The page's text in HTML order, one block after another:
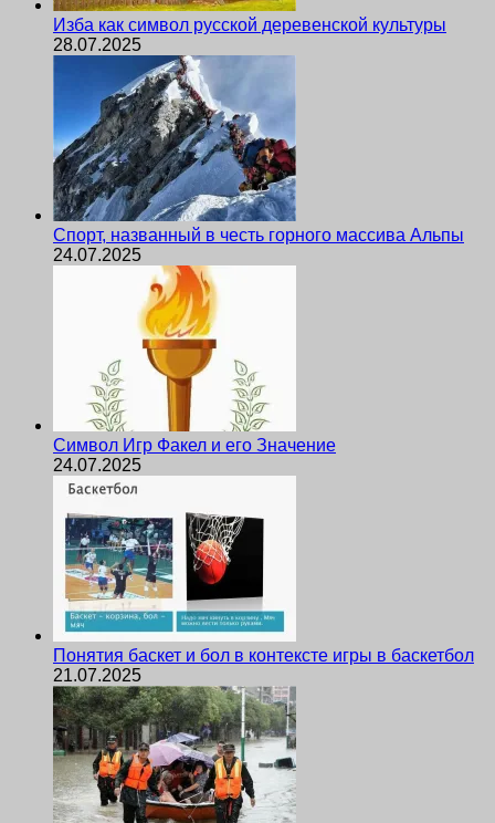
Изба как символ русской деревенской культуры
28.07.2025
Спорт, названный в честь горного массива Альпы
24.07.2025
Символ Игр Факел и его Значение
24.07.2025
Понятия баскет и бол в контексте игры в баскетбол
21.07.2025